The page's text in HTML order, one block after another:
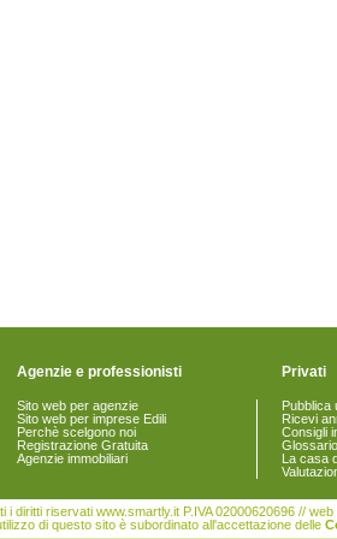
Agenzie e professionisti
Sito web per agenzie
Sito web per imprese Edili
Perchè scelgono noi
Registrazione Gratuita
Agenzie immobiliari
Privati
Pubblica
Ricevi
Consigli
La casa
i diritti riservati www.smartly.it P.IVA 02000620696 //
di questo sito è subordinato all'accettazione delle